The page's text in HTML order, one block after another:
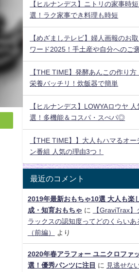
【ヒルナンデス】ニトリの家事時
選！ラク家事でき料理も時短
【めざましテレビ】婦人画報のお
ワード2025！手土産や自分へのご
【THE TIME】発酵あんこの作り方
栄養バッチリ！炊飯器で簡単
【ヒルナンデス】LOWYAロウヤ
選！多機能＆コスパ・スぺパ◎
【THE TIME】】大人もハマるオー
ン番組 人気の理由3つ！
最近のコメント
2019年最新おもちゃ10選 大人も楽
成・知育おもちゃ に
【GraviTrax】
ラックスの認知度ってどのくらいあ
（前編）
より
2020年春アラフォー ユニクロファ
選！優秀パンツに注目 に
見逃せな